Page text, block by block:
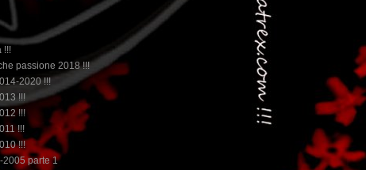
!!!
passione 2018 !!!
2020 !!!
!!!
!!!
!!!
!!!
2005 parte 1